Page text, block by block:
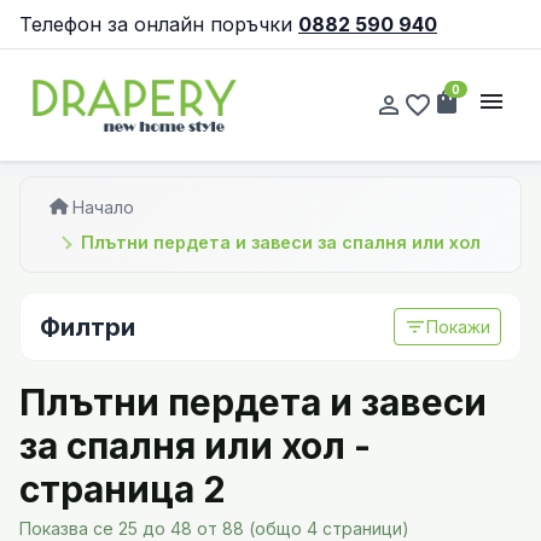
Телефон за онлайн поръчки 0882 590 940
person_outline favorite_border shopping_bag
0 menu
Начало
Плътни пердета и завеси за спалня или хол
Филтри filter_listПокажи
Плътни пердета и завеси
за спалня или хол -
страница 2
Показва се 25 до 48 от 88 (общо 4 страници)